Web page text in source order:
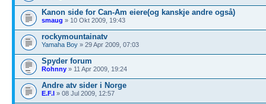
Kanon side for Can-Am eiere(og kanskje andre også)
smaug » 10 Okt 2009, 19:43
rockymountainatv
Yamaha Boy » 29 Apr 2009, 07:03
Spyder forum
Rohnny » 11 Apr 2009, 19:24
Andre atv sider i Norge
E.F.I » 08 Jul 2009, 12:57